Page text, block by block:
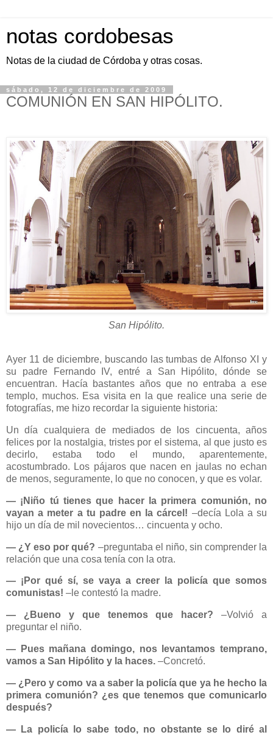
notas cordobesas
Notas de la ciudad de Córdoba y otras cosas.
sábado, 12 de diciembre de 2009
COMUNIÓN EN SAN HIPÓLITO.
San Hipólito.
Ayer 11 de diciembre, buscando las tumbas de Alfonso XI y
su padre Fernando IV, entré a San Hipólito, dónde se
encuentran. Hacía bastantes años que no entraba a ese
templo, muchos. Esa visita en la que realice una serie de
fotografías, me hizo recordar la siguiente historia:
Un día cualquiera de mediados de los cincuenta, años
felices por la nostalgia, tristes por el sistema, al que justo es
decirlo, estaba todo el mundo, aparentemente,
acostumbrado. Los pájaros que nacen en jaulas no echan
de menos, seguramente, lo que no conocen, y que es volar.
― ¡Niño tú tienes que hacer la primera comunión, no
vayan a meter a tu padre en la cárcel! –decía Lola a su
hijo un día de mil novecientos… cincuenta y ocho.
― ¿Y eso por qué? –preguntaba el niño, sin comprender la
relación que una cosa tenía con la otra.
― ¡Por qué sí, se vaya a creer la policía que somos
comunistas! –le contestó la madre.
― ¿Bueno y que tenemos que hacer? –Volvió a
preguntar el niño.
― Pues mañana domingo, nos levantamos temprano,
vamos a San Hipólito y la haces. –Concretó.
― ¿Pero y como va a saber la policía que ya he hecho la
primera comunión? ¿es que tenemos que comunicarlo
después?
― La policía lo sabe todo, no obstante se lo diré al